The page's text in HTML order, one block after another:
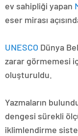
ev sahipliği yapan
eser mirası
UNESCO Dünya
zarar görmemesi
oluşturuldu.
Yazmaların
dengesi sürekli
iklimlendirme